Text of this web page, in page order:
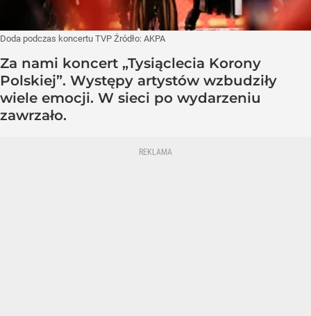
Doda podczas koncertu TVP Źródło: AKPA
Za nami koncert „Tysiąclecia Korony
Polskiej”. Występy artystów wzbudziły
wiele emocji. W sieci po wydarzeniu
zawrzało.